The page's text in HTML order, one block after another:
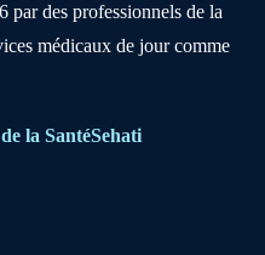
par des professionnels de la
médicaux de jour comme
la SantéSehati